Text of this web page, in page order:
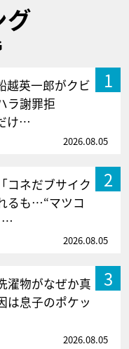
グ
1
越英一郎がクビ
ラ謝罪拒
け…
2026.08.05
2
コネだブサイク
るも…“マツコ
…
2026.08.05
3
濯物がなぜか真
は息子のポケッ
2026.08.05